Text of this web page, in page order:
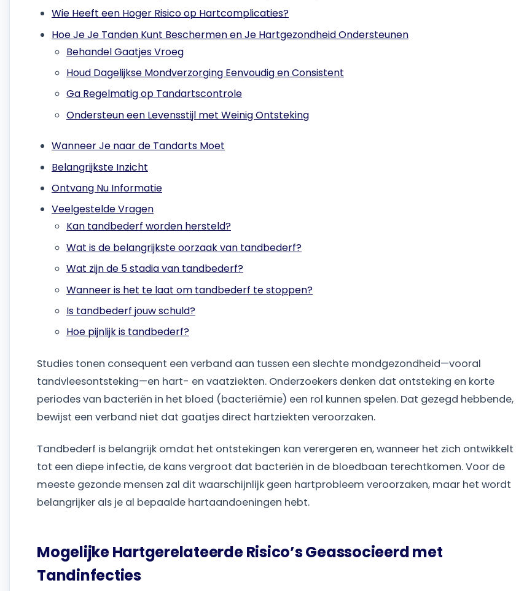
Wie Heeft een Hoger Risico op Hartcomplicaties?
Hoe Je Je Tanden Kunt Beschermen en Je Hartgezondheid Ondersteunen
Behandel Gaatjes Vroeg
Houd Dagelijkse Mondverzorging Eenvoudig en Consistent
Ga Regelmatig op Tandartscontrole
Ondersteun een Levensstijl met Weinig Ontsteking
Wanneer Je naar de Tandarts Moet
Belangrijkste Inzicht
Ontvang Nu Informatie
Veelgestelde Vragen
Kan tandbederf worden hersteld?
Wat is de belangrijkste oorzaak van tandbederf?
Wat zijn de 5 stadia van tandbederf?
Wanneer is het te laat om tandbederf te stoppen?
Is tandbederf jouw schuld?
Hoe pijnlijk is tandbederf?
Studies tonen consequent een verband aan tussen een slechte mondgezondheid—vooral
tandvleesontsteking—en hart- en vaatziekten. Onderzoekers denken dat ontsteking en korte
periodes van bacteriën in het bloed (bacteriëmie) een rol kunnen spelen. Dat gezegd hebbende,
bewijst een verband niet dat gaatjes direct hartziekten veroorzaken.
Tandbederf is belangrijk omdat het ontstekingen kan verergeren en, wanneer het zich ontwikkelt
tot een diepe infectie, de kans vergroot dat bacteriën in de bloedbaan terechtkomen. Voor de
meeste gezonde mensen zal dit waarschijnlijk geen hartprobleem veroorzaken, maar het wordt
belangrijker als je al bepaalde hartaandoeningen hebt.
Mogelijke Hartgerelateerde Risico’s Geassocieerd met
Tandinfecties